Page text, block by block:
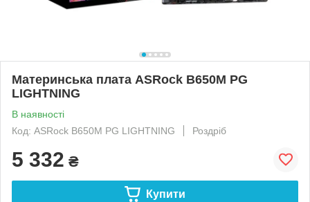
Материнська плата ASRock B650M PG
LIGHTNING
В наявності
Код: ASRock B650M PG LIGHTNING
Роздріб
5 332 ₴
Купити